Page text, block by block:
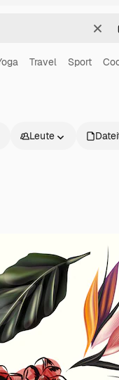
Travel Sport
Leute
Preise
Über